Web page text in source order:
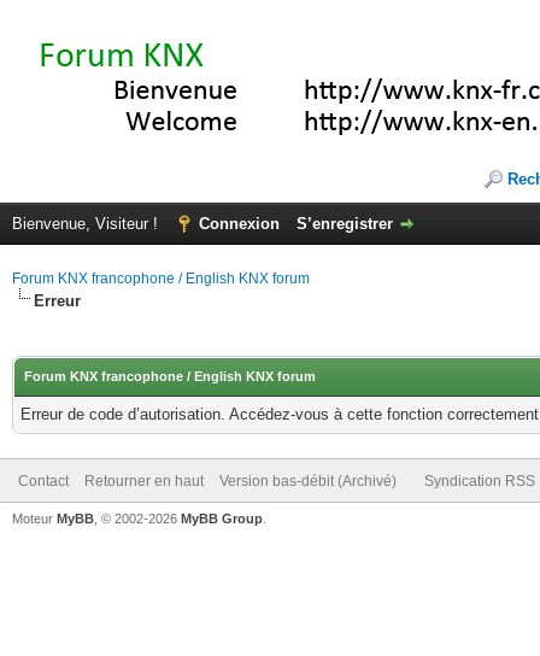
Bienvenue, Visiteur ! Connexion S’enregistrer
Forum KNX francophone / English KNX forum
Erreur
Forum KNX francophone / English KNX forum
Erreur de code d’autorisation. Accédez-vous à cette fonction
Contact Retourner en haut Version bas-débit (Archivé) Syndication RSS
Moteur MyBB , © 2002-2026 MyBB Group